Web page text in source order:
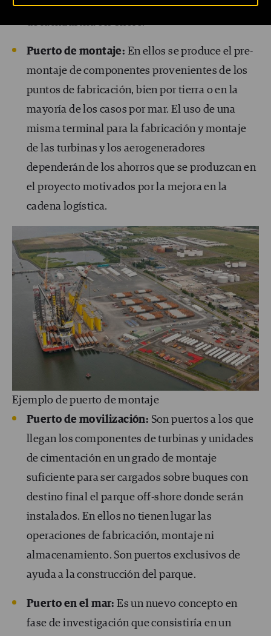
establecieron en los puertos desde el comienzo
de la industria off-shore.
Puerto de montaje: En ellos se produce el pre-
montaje de componentes provenientes de los
puntos de fabricación, bien por tierra o en la
mayoría de los casos por mar. El uso de una
misma terminal para la fabricación y montaje
de las turbinas y los aerogeneradores
dependerán de los ahorros que se produzcan en
el proyecto motivados por la mejora en la
cadena logística.
Ejemplo de puerto de montaje
Puerto de movilización: Son puertos a los que
llegan los componentes de turbinas y unidades
de cimentación en un grado de montaje
suficiente para ser cargados sobre buques con
destino final el parque off-shore donde serán
instalados. En ellos no tienen lugar las
operaciones de fabricación, montaje ni
almacenamiento. Son puertos exclusivos de
ayuda a la construcción del parque.
Puerto en el mar: Es un nuevo concepto en
fase de investigación que consistiría en un